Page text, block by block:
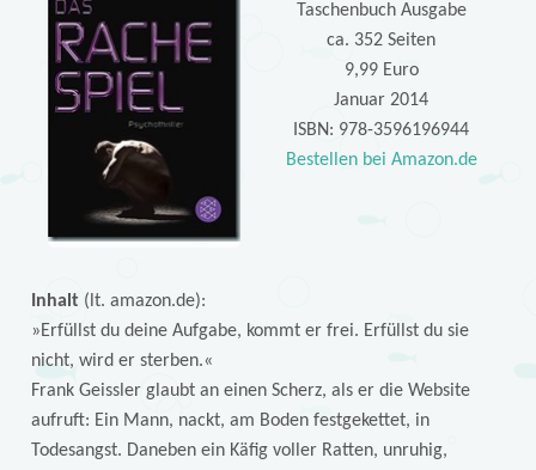
Taschenbuch Ausgabe
ca. 352 Seiten
9,99 Euro
Januar 2014
ISBN: 978-3596196944
Bestellen bei Amazon.de
Inhalt (lt. amazon.de):
»Erfüllst du deine Aufgabe, kommt er frei. Erfüllst du sie
nicht, wird er sterben.«
Frank Geissler glaubt an einen Scherz, als er die Website
aufruft: Ein Mann, nackt, am Boden festgekettet, in
Todesangst. Daneben ein Käfig voller Ratten, unruhig,